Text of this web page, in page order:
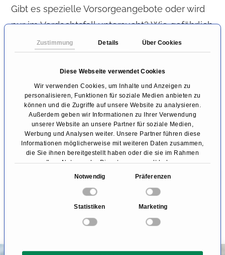
Zustimmung Details Über Cookies
Diese Webseite verwendet Cookies
Wir verwenden Cookies, um Inhalte und Anzeigen zu
personalisieren, Funktionen für soziale Medien anbieten zu
können und die Zugriffe auf unsere Website zu analysieren.
Außerdem geben wir Informationen zu Ihrer Verwendung
unserer Website an unsere Partner für soziale Medien,
Werbung und Analysen weiter. Unsere Partner führen diese
Informationen möglicherweise mit weiteren Daten zusammen,
die Sie ihnen bereitgestellt haben oder die sie im Rahmen
Ihrer Nutzung der Dienste gesammelt haben.
Notwendig Präferenzen
Statistiken Marketing
Gibt es spezielle Vorsorgeangebote oder wird
nur im Verdachtsfall untersucht? Wie gefährlich
ist dieser Krebs wirklich? Wie kann behandelt
wie belastend sind sie? Muss eine Chemo-
Bestrahlung folgen? Müssen Betroffene
Hormone nach der OP einnehmen? Wie sehen
die Erfolgsaussichten und Heilungschancen
aus? Was ist in einem zertifizierten
Referenzzentrum anders als in anderen
Fachbeiträge zum ThemaEndokrine